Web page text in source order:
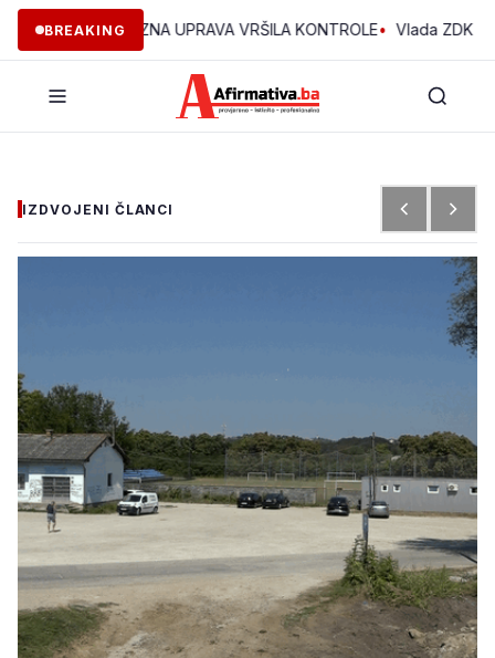
BREAKING
JE POREZNA UPRAVA VRŠILA KONTROLE• Vlada ZDK podržala
IZDVOJENI ČLANCI